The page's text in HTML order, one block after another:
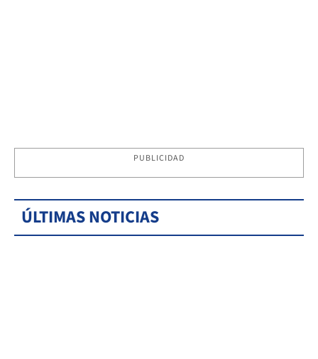
PUBLICIDAD
ÚLTIMAS NOTICIAS